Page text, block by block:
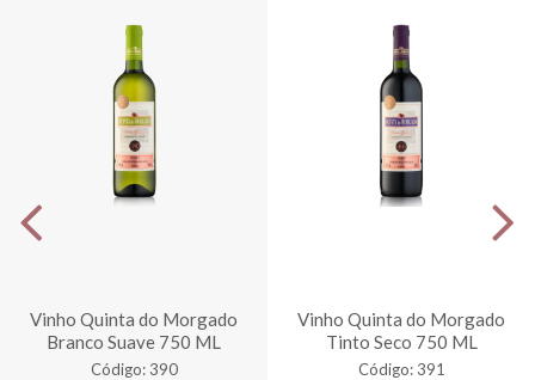
Vinho Quinta do Morgado
Branco Suave 750 ML
Código: 390
Vinho Quinta do Morgado
Tinto Seco 750 ML
Código: 391